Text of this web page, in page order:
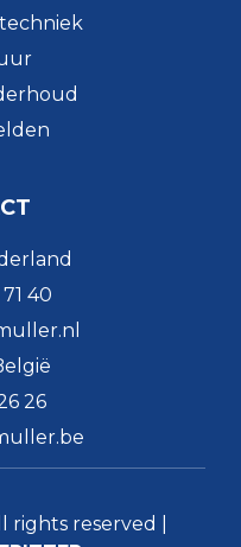
40
26
reserved |